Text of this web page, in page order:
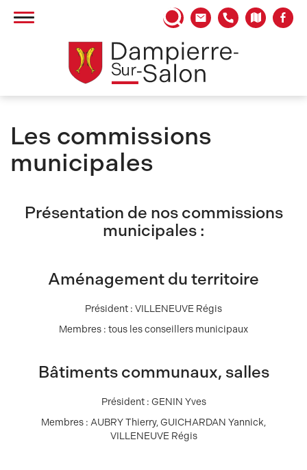
Les commissions
municipales
Présentation de nos commissions
municipales :
Aménagement du territoire
Président : VILLENEUVE Régis
Membres : tous les conseillers municipaux
Bâtiments communaux, salles
Président : GENIN Yves
Membres : AUBRY Thierry, GUICHARDAN Yannick,
VILLENEUVE Régis